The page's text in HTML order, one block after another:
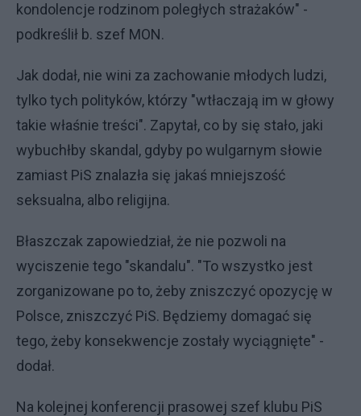
kondolencje rodzinom poległych strażaków" -
podkreślił b. szef MON.
Jak dodał, nie wini za zachowanie młodych ludzi,
tylko tych polityków, którzy "wtłaczają im w głowy
takie właśnie treści". Zapytał, co by się stało, jaki
wybuchłby skandal, gdyby po wulgarnym słowie
zamiast PiS znalazła się jakaś mniejszość
seksualna, albo religijna.
Błaszczak zapowiedział, że nie pozwoli na
wyciszenie tego "skandalu". "To wszystko jest
zorganizowane po to, żeby zniszczyć opozycję w
Polsce, zniszczyć PiS. Będziemy domagać się
tego, żeby konsekwencje zostały wyciągnięte" -
dodał.
Na kolejnej konferencji prasowej szef klubu PiS